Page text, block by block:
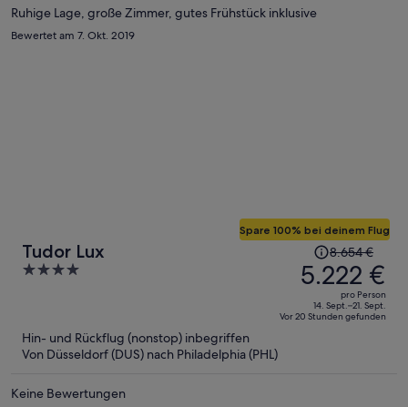
Ruhige Lage, große Zimmer, gutes Frühstück inklusive
Bewertet am 7. Okt. 2019
Tudor Lux
4
5
Spare 100% bei deinem Flug
Der
Preis
betrug
8.654 €,
jetzt
8.654 €
5.222 €
pro Person
14. Sept.–21. Sept.
Vor 20 Stunden gefunden
Hin- und Rückflug (nonstop) inbegriffen
Von Düsseldorf (DUS) nach Philadelphia (PHL)
Keine Bewertungen